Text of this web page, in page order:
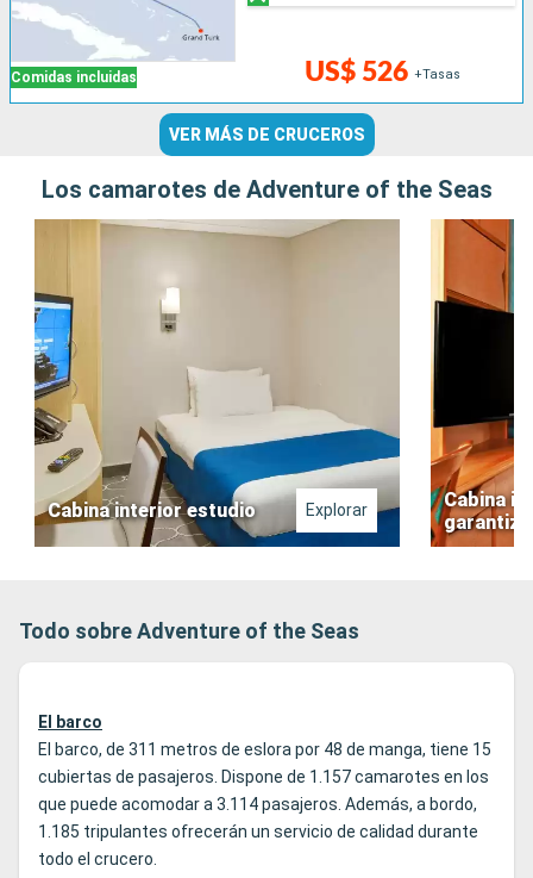
Comidas incluidas US$ 526 +Tasas
VER MÁS DE CRUCEROS
Los camarotes de Adventure of the Seas
Cabina interior estudio Explorar
Cabina
Todo sobre Adventure of the Seas
El barco
El barco, de 311 metros de eslora por 48 de manga, tiene 15
cubiertas de pasajeros. Dispone de 1.157 camarotes en los
que puede acomodar a 3.114 pasajeros. Además, a bordo,
1.185 tripulantes ofrecerán un servicio de calidad durante
todo el crucero.